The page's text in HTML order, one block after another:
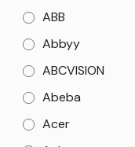
ABB
Abbyy
ABCVISION
Abeba
Acer